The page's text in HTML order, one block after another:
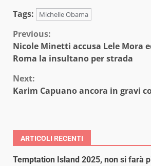
Tags:
Michelle Obama
Continue
Reading
Previous:
Nicole Minetti accusa Lele Mora
Roma la insultano per strada
Next:
Karim Capuano ancora in gravi
ARTICOLI RECENTI
Temptation Island 2025, non si farà